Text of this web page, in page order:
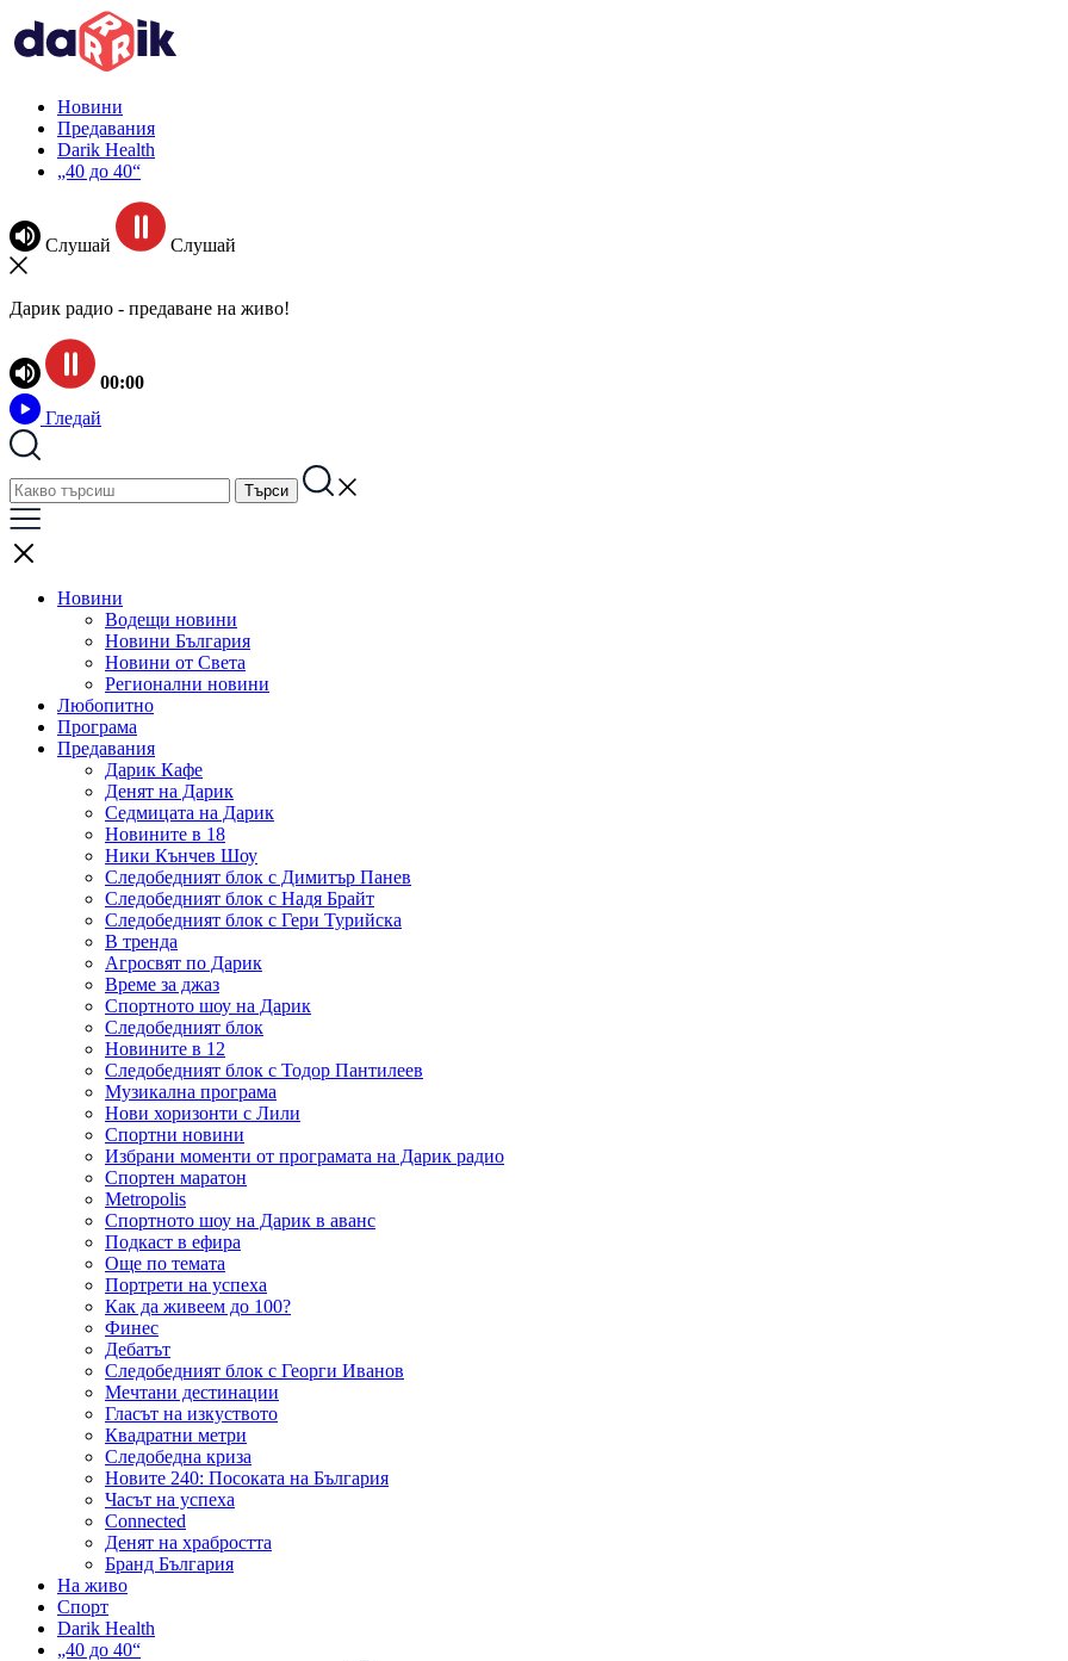
Новини
Предавания
Darik Health
„40 до 40“
Слушай Слушай
Дарик радио - предаване на живо!
00:00
Гледай
Новини
Водещи новини
Новини България
Новини от Света
Регионални новини
Любопитно
Програма
Предавания
Дарик Кафе
Денят на Дарик
Седмицата на Дарик
Новините в 18
Ники Кънчев Шоу
Следобедният блок с Димитър Панев
Следобедният блок с Надя Брайт
Следобедният блок с Гери Турийска
В тренда
Агросвят по Дарик
Време за джаз
Спортното шоу на Дарик
Следобедният блок
Новините в 12
Следобедният блок с Тодор Пантилеев
Музикална програма
Нови хоризонти с Лили
Спортни новини
Избрани моменти от програмата на Дарик радио
Спортен маратон
Metropolis
Спортното шоу на Дарик в аванс
Подкаст в ефира
Още по темата
Портрети на успеха
Как да живеем до 100?
Финес
Дебатът
Следобедният блок с Георги Иванов
Мечтани дестинации
Гласът на изкуството
Квадратни метри
Следобедна криза
Новите 240: Посоката на България
Часът на успеха
Connected
Денят на храбростта
Бранд България
На живо
Спорт
Darik Health
„40 до 40“